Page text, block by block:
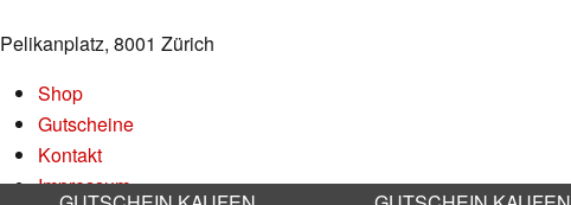
Pelikanplatz, 8001 Zürich
Shop
Gutscheine
Kontakt
Impressum